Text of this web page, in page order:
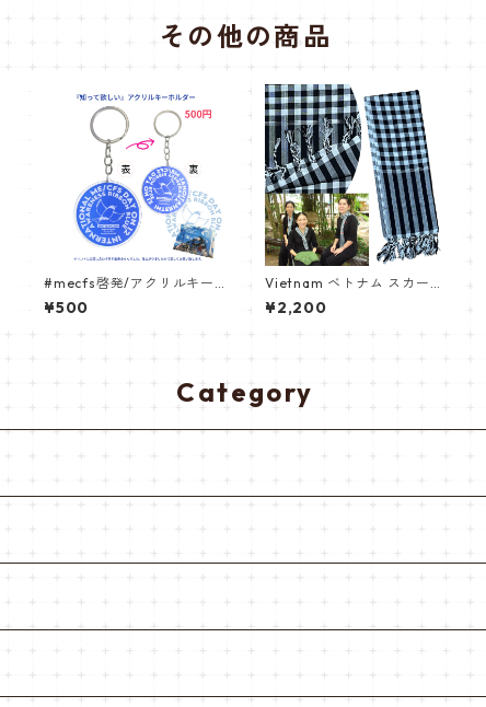
その他の商品
#mecfs啓発/アクリルキー
ホルダー
¥500
Vietnam ベトナム スカーフ
カン・ラン（Khăn rằn）チ
ェック Black 黒白 大判ナム
戦スカーフ ブラックパジャ
¥2,200
Category